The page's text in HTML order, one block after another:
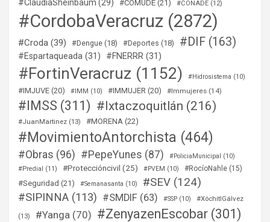
#ClaudiaSheinbaum (29) #COMUDE (21) #CONADE (12)
#CordobaVeracruz (2872)
#Croda (39) #Dengue (18) #Deportes (18) #DIF (163)
#Espartaqueada (31) #FNERRR (31)
#FortinVeracruz (1152) #Hidrosistema (10)
#IMJUVE (20) #IMM (10) #IMMUJER (20) #Immujeres (14)
#IMSS (311) #Ixtaczoquitlán (216)
#JuanMartinez (13) #MORENA (22)
#MovimientoAntorchista (464)
#Obras (96) #PepeYunes (87) #PoliciaMunicipal (10)
#Predial (11) #Proteccióncivil (25) #PVEM (10) #RocíoNahle (15)
#Seguridad (21) #Semanasanta (10) #SEV (124)
#SIPINNA (113) #SMDIF (63) #SSP (10) #XóchitlGálvez
(13) #Yanga (70) #ZenyazenEscobar (301)